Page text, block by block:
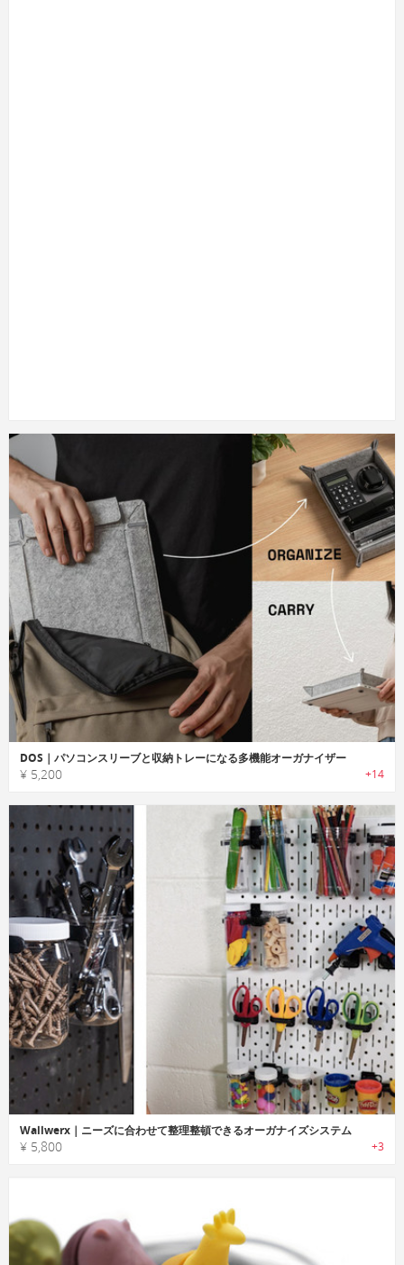
DOS｜パソコンスリーブと収納トレーになる多機能オーガナイザー
¥ 5,200 +14
Wallwerx｜ニーズに合わせて整理整頓できるオーガナイズシステム
¥ 5,800 +3